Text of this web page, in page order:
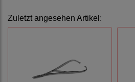
Zuletzt angesehen Artikel: